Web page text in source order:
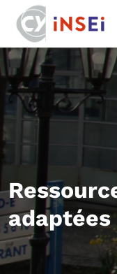
adaptées